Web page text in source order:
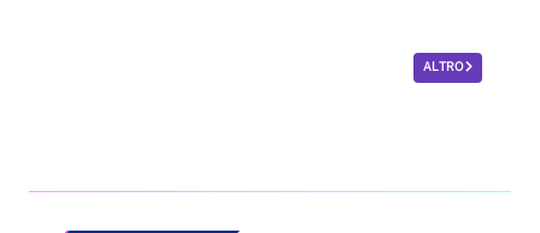
ALTRO